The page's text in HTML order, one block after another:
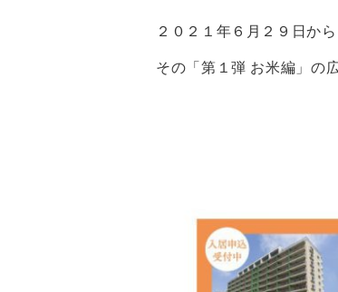
２０２１年６月２９日か
その「第１弾 お米編」の